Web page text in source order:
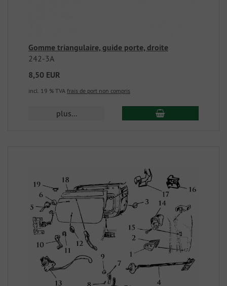
Gomme triangulaire, guide porte, droite
242-3A
8,50 EUR
incl. 19 % TVA frais de port non compris
plus...